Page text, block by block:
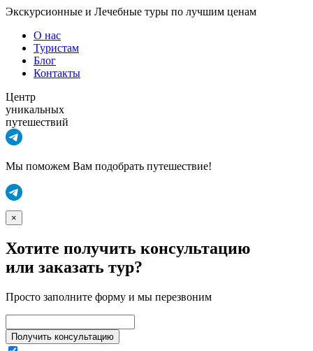
Экскурсионные и Лечебные туры по лучшим ценам
О нас
Туристам
Блог
Контакты
Центр
уникальных
путешествий
Мы поможем Вам подобрать путешествие!
×
Хотите получить консультацию
или заказать тур?
Просто заполните форму и мы перезвоним